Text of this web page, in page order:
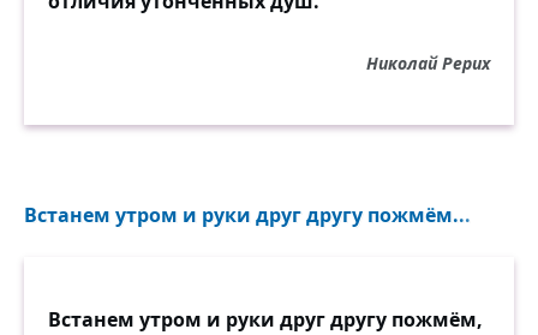
Николай Рерих
Встанем утром и руки друг другу пожмём...
Встанем утром и руки друг другу пожмём,